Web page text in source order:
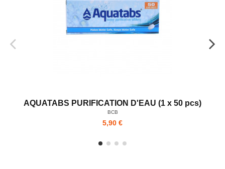
AQUATABS PURIFICATION D'EAU (1 x 50 pcs)
BCB
5,90 €